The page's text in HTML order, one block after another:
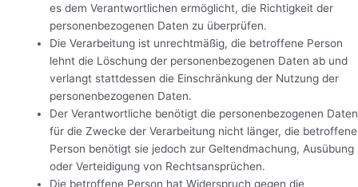
es dem Verantwortlichen ermöglicht, die Richtigkeit der
personenbezogenen Daten zu überprüfen.
Die Verarbeitung ist unrechtmäßig, die betroffene Person
lehnt die Löschung der personenbezogenen Daten ab und
verlangt stattdessen die Einschränkung der Nutzung der
personenbezogenen Daten.
Der Verantwortliche benötigt die personenbezogenen Daten
für die Zwecke der Verarbeitung nicht länger, die betroffene
Person benötigt sie jedoch zur Geltendmachung, Ausübung
oder Verteidigung von Rechtsansprüchen.
Die betroffene Person hat Widerspruch gegen die